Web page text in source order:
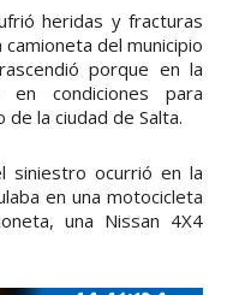
heridas y fracturas
del municipio
porque en la
en condiciones para
la ciudad de Salta.
siniestro ocurrió en la
en una motocicleta
una Nissan 4X4